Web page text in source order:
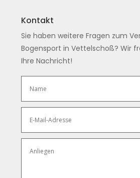
Kontakt
Sie haben weitere Fragen zum
Bogensport in Vettelschoß? Wir
Ihre Nachricht!